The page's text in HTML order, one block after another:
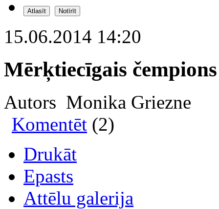
15.06.2014 14:20
Mērķtiecīgais
Autors Monika Griezne
Komentēt (2)
Drukāt
Epasts
Attēlu galerija